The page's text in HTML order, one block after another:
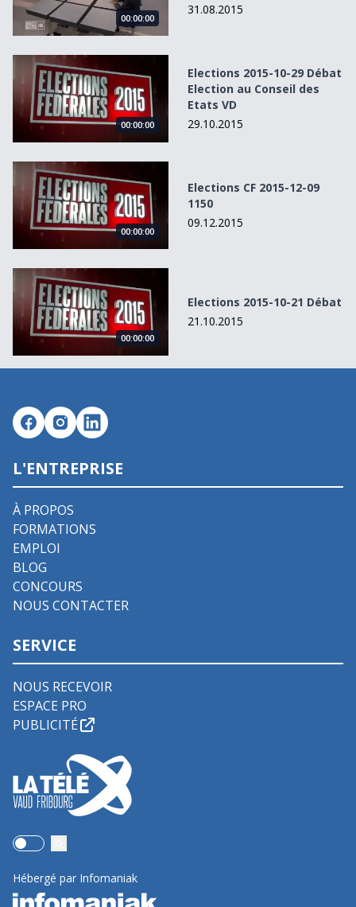
00:00:00
31.08.2015
Elections 2015-10-29 Débat Election au Conseil des Etats
00:00:00
Elections 2015-10-29 Débat
Election au Conseil des
Etats VD
29.10.2015
Elections CF 2015-12-09 1150
00:00:00
Elections CF 2015-12-09
1150
09.12.2015
Elections 2015-10-21 Débat
00:00:00
Elections 2015-10-21 Débat
21.10.2015
L'ENTREPRISE
À PROPOS
FORMATIONS
EMPLOI
BLOG
CONCOURS
NOUS CONTACTER
SERVICE
NOUS RECEVOIR
ESPACE PRO
PUBLICITÉ
Use setting
Hébergé par Infomaniak